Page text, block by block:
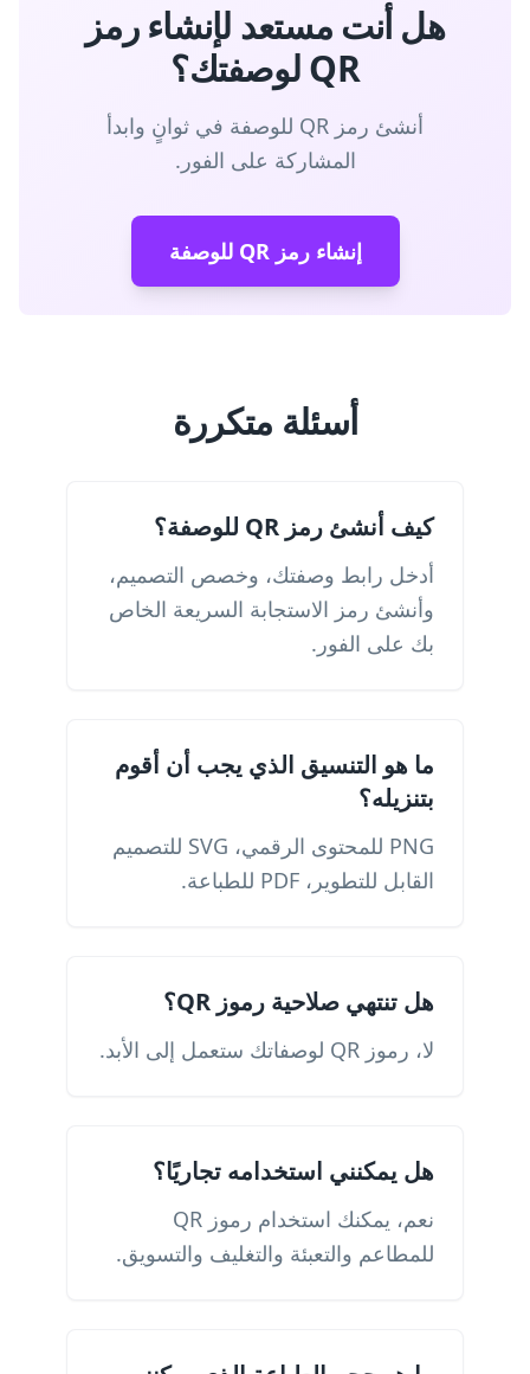
هل أنت مستعد لإنشاء رمز
QR لوصفتك؟
أنشئ رمز QR للوصفة في ثوانٍ وابدأ
المشاركة على الفور.
إنشاء رمز QR للوصفة
أسئلة متكررة
كيف أنشئ رمز QR للوصفة؟
أدخل رابط وصفتك، وخصص التصميم،
وأنشئ رمز الاستجابة السريعة الخاص
بك على الفور.
ما هو التنسيق الذي يجب أن أقوم
بتنزيله؟
PNG للمحتوى الرقمي، SVG للتصميم
القابل للتطوير، PDF للطباعة.
هل تنتهي صلاحية رموز QR؟
لا، رموز QR لوصفاتك ستعمل إلى الأبد.
هل يمكنني استخدامه تجاريًا؟
نعم، يمكنك استخدام رموز QR
للمطاعم والتعبئة والتغليف والتسويق.